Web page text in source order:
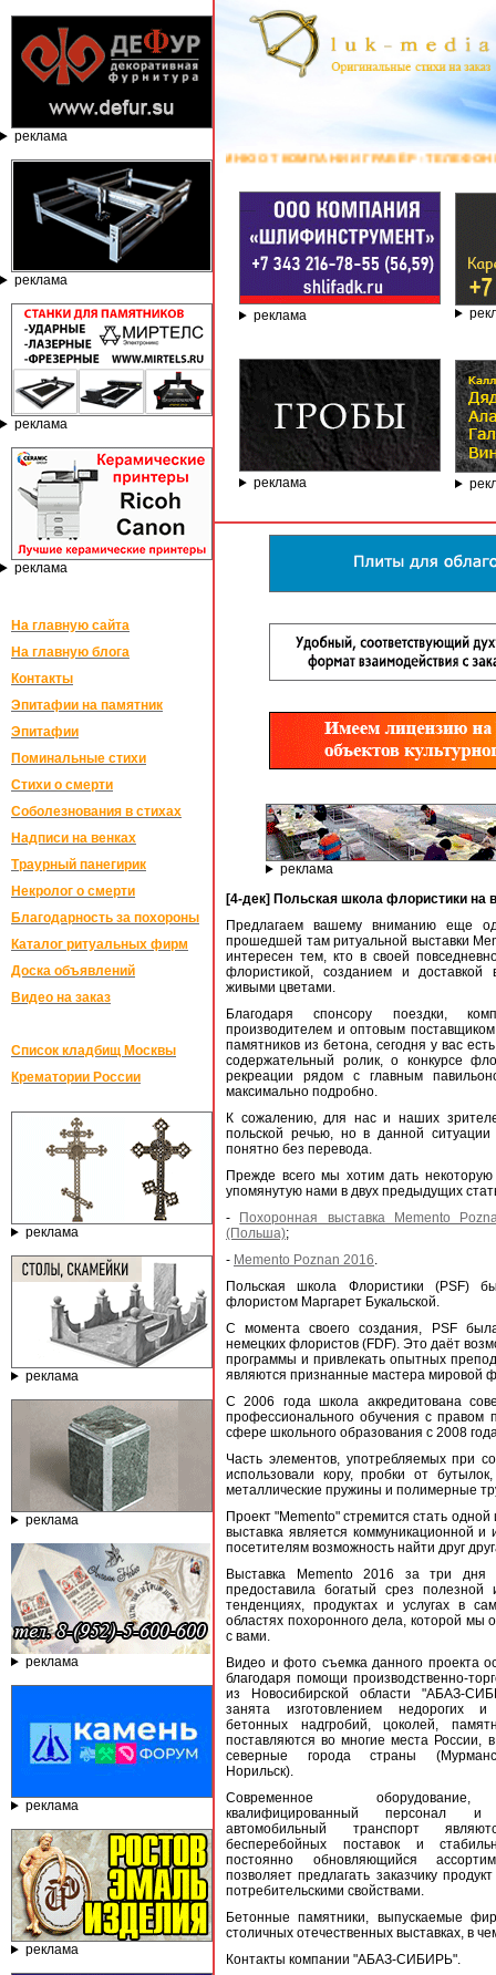
реклама
реклама
реклама
реклама
На главную сайта
На главную блога
Контакты
Эпитафии на памятник
Эпитафии
Поминальные стихи
Стихи о смерти
Соболезнования в стихах
Надписи на венках
Траурный панегирик
Некролог о смерти
Благодарность за похороны
Каталог ритуальных фирм
Доска объявлений
Видео на заказ
Список кладбищ Москвы
Крематории России
реклама
реклама
реклама
реклама
реклама
реклама
ОТ КОМПАНИИ ГРАВЁР - ТЕЛЕФОН 8.800.77-53-440, САЙТ
реклама
реклама
реклама
[4-дек] Польская школа флористики на
Предлагаем вашему вниманию еще
прошедшей там ритуальной выставки
интересен тем, кто в своей
флористикой, созданием и
живыми цветами.
Благодаря спонсору поездки,
производителем и оптовым
памятников из бетона, сегодня у вас
содержательный ролик, о конкурсе
рекреации рядом с главным
максимально подробно.
К сожалению, для нас и наших
польской речью, но в данной
понятно без перевода.
Прежде всего мы хотим дать
упомянутую нами в двух предыдущих
-
Похоронная выставка Memento
(Польша);
- Memento Poznan 2016.
Польская школа Флористики (PSF)
флористом Маргарет Букальской.
С момента своего создания, PSF
немецких флористов (FDF). Это даёт
программы и привлекать опытных
являются признанные мастера мировой
С 2006 года школа аккредитована
профессионального обучения с правом
сфере школьного образования с 2008
Часть элементов, употребляемых при
использовали кору, пробки от
металлические пружины и полимерные
Проект "Memento" стремится стать
выставка является коммуникационной
посетителям возможность найти друг
Выставка Memento 2016 за три дня
предоставила богатый срез
тенденциях, продуктах и услугах в
областях похоронного дела, которой мы
с вами.
Видео и фото съемка данного проекта
благодаря помощи производственно-
из Новосибирской области "АБАЗ-
занята изготовлением недорогих и
бетонных надгробий, цоколей,
поставляются во многие места России,
северные города страны
Норильск).
Современное
квалифицированный персонал и
автомобильный транспорт
бесперебойных поставок и
постоянно обновляющийся
позволяет предлагать заказчику
потребительскими свойствами.
Бетонные памятники, выпускаемые
столичных отечественных выставках, в
Контакты компании "АБАЗ-СИБИРЬ".